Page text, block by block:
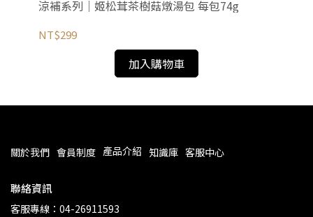
涼補系列｜姬松茸茶樹菇燉湯包 每包74g
NT$299
加入購物車
關於我們 會員制度 產品介紹 知識庫 客服中心
聯絡資訊
客服專線：04-26911593